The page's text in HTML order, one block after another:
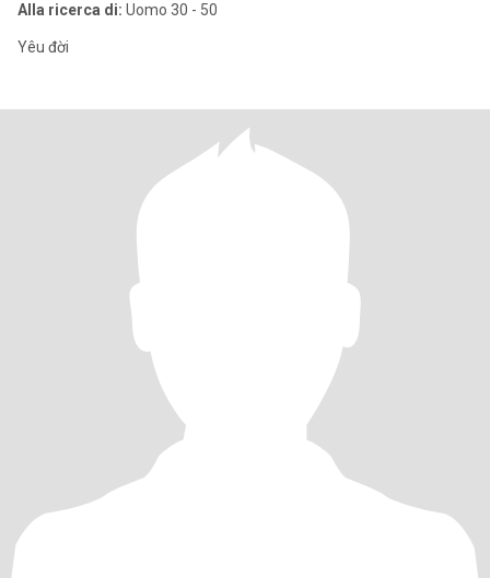
Alla ricerca di: Uomo 30 - 50
Yêu đời